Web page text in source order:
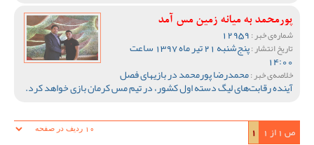
پورمحمد به میانه زمین مس آمد
شماره‌ی خبر :
تاریخ انتشار : پنج‌شنبه 21 تیر ماه 1397 ساعت
14:00
خلاصه‌ی خبر :محمدرضا پورمحمد در بازیهای فصل
آینده رقابت‌های لیگ دسته اول کشور، در تیم مس کرمان بازی خواهد کرد.
ص 1 از 1 1